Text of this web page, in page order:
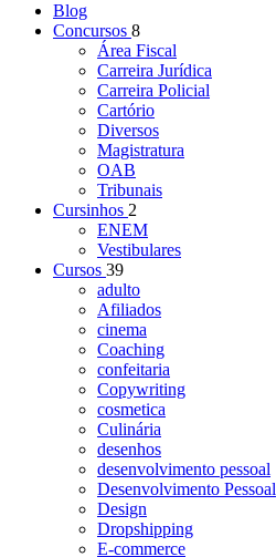
Blog
Concursos 8
Área Fiscal
Carreira Jurídica
Carreira Policial
Cartório
Diversos
Magistratura
OAB
Tribunais
Cursinhos 2
ENEM
Vestibulares
Cursos 39
adulto
Afiliados
cinema
Coaching
confeitaria
Copywriting
cosmetica
Culinária
desenhos
desenvolvimento pessoal
Desenvolvimento Pessoal
Design
Dropshipping
E-commerce